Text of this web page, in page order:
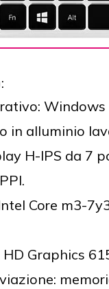
Windows
in alluminio
H-IPS da 7
Core m3-
Graphics